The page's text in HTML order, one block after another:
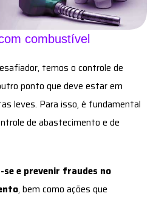
combustível
temos o controle de
ponto que deve estar em
leves. Para isso, é fundamental
de abastecimento e de
e prevenir fraudes no
, bem como ações que